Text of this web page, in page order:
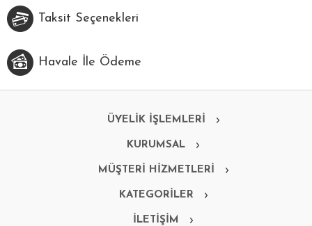
Taksit Seçenekleri
Havale İle Ödeme
ÜYELİK İŞLEMLERİ
KURUMSAL
MÜŞTERİ HİZMETLERİ
KATEGORİLER
İLETİŞİM